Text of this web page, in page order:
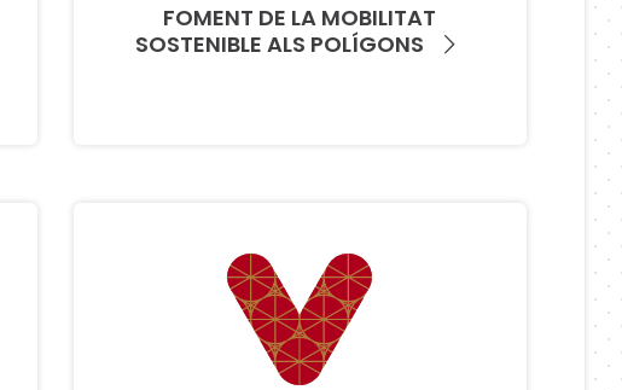
FOMENT DE LA MOBILITAT
SOSTENIBLE ALS POLÍGONS